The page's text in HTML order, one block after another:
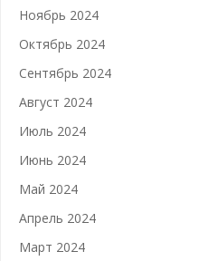
Ноябрь 2024
Октябрь 2024
Сентябрь 2024
Август 2024
Июль 2024
Июнь 2024
Май 2024
Апрель 2024
Март 2024